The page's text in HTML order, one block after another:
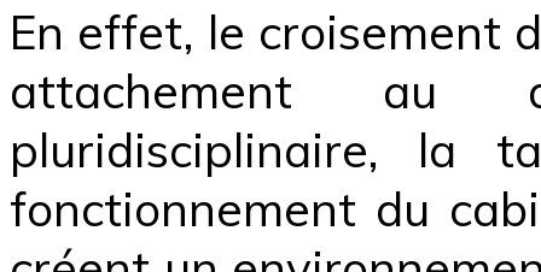
En effet, le croisement
attachement au
pluridisciplinaire, la
fonctionnement du